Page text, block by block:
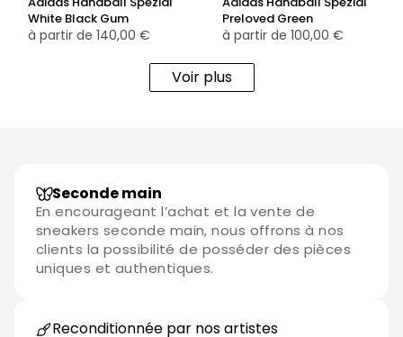
White Black Gum
à partir de 140,00 €
Preloved Green
à partir de 100,00 €
Voir plus
Seconde main
En encourageant l’achat et la vente de
sneakers seconde main, nous offrons à nos
clients la possibilité de posséder des pièces
uniques et authentiques.
Reconditionnée par nos artistes